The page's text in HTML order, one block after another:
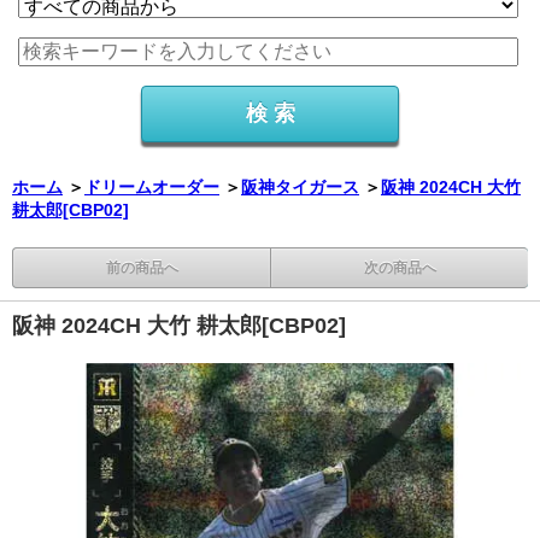
ホーム ＞ ドリームオーダー ＞ 阪神タイガース ＞ 阪神 2024CH 大竹
耕太郎[CBP02]
前の商品へ 次の商品へ
阪神 2024CH 大竹 耕太郎[CBP02]